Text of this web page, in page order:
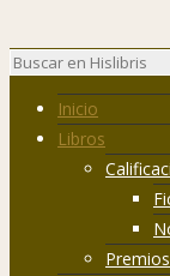
Inicio
Libros